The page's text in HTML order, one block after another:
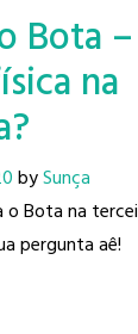
Bota –
na
bySunça
o Bota na
pergunta aê!